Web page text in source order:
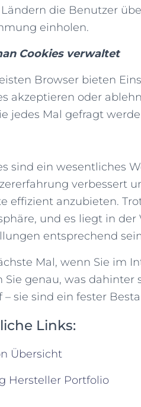
die Benutzer
einholen.
Cookies verwaltet
Browser bieten
akzeptieren oder
jedes Mal gefragt
sind ein wesentliches
verbessert
effizient anzubieten.
und es liegt in
entsprechend
Mal, wenn Sie im
Sie genau, was
– sie sind ein fester
Links:
Übersicht
Hersteller Portfolio